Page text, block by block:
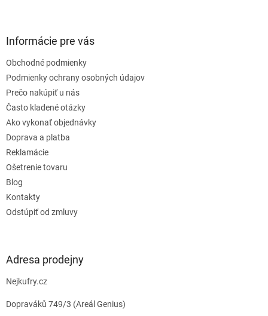
Informácie pre vás
Obchodné podmienky
Podmienky ochrany osobných údajov
Prečo nakúpiť u nás
Často kladené otázky
Ako vykonať objednávky
Doprava a platba
Reklamácie
Ošetrenie tovaru
Blog
Kontakty
Odstúpiť od zmluvy
Adresa prodejny
Nejkufry.cz
Dopraváků 749/3 (Areál Genius)